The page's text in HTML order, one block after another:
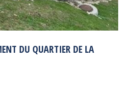
DU QUARTIER DE LA